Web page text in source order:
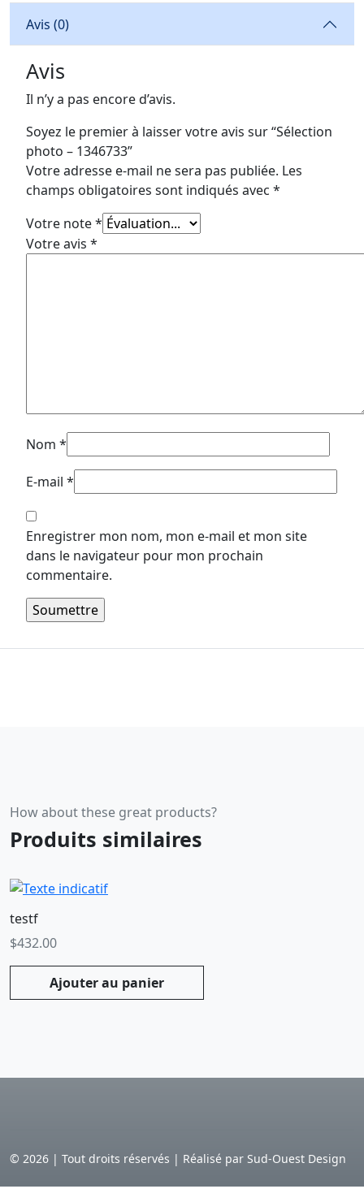
Avis (0)
Avis
Il n’y a pas encore d’avis.
Soyez le premier à laisser votre avis sur “Sélection
photo – 1346733”
Votre adresse e-mail ne sera pas publiée. Les
champs obligatoires sont indiqués avec *
Votre note*
Votre avis *
Nom *
E-mail *
Enregistrer mon nom, mon e-mail et mon site
dans le navigateur pour mon prochain
commentaire.
How about these great products?
Produits similaires
testf
$432.00
Ajouter au panier
© 2026 | Tout droits réservés | Réalisé par Sud-Ouest Design